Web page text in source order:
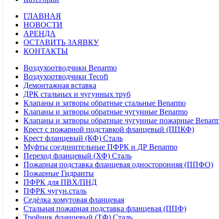
ГЛАВНАЯ
НОВОСТИ
АРЕНДА
ОСТАВИТЬ ЗАЯВКУ
КОНТАКТЫ
Воздухоотводчики Benarmo
Воздухоотводчики Tecofi
Демонтажная вставка
ДРК стальных и чугунных труб
Клапаны и затворы обратные стальные Benarmo
Клапаны и затворы обратные чугунные Benarmo
Клапаны и затворы обратные чугунные пожарные
Крест с пожарной подставкой фланцевый (ППКФ)
Крест фланцевый (КФ) Сталь
Муфты соединительные ПФРК и ДР Benarmo
Переход фланцевый (ХФ) Сталь
Пожарная подставка фланцевая односторонняя (ППФО)
Пожарные Гидранты
ПФРК для ПВХ/ПНД
ПФРК чугун.сталь
Седёлка хомутовая фланцевая
Стальная пожарная подставка фланцевая (ППФ)
Тройник фланцевый (ТФ) Сталь